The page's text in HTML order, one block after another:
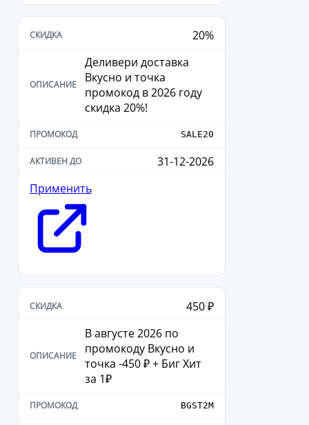
20%
Деливери доставка
Вкусно и точка
промокод в 2026 году
скидка 20%!
SALE20
31-12-2026
Применить
450 ₽
В августе 2026 по
промокоду Вкусно и
точка -450 ₽ + Биг Хит
за 1₽
BGST2M